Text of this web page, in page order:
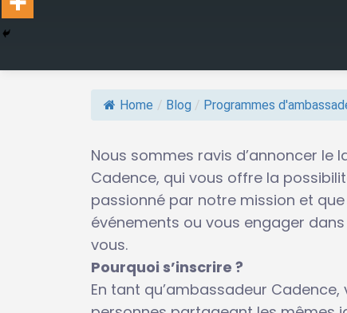
Home / Blog / Programmes
Nous sommes ravis d’annoncer
Cadence, qui vous offre la
passionné par notre mission et
événements ou vous engager
vous.
Pourquoi s’inscrire ?
En tant qu’ambassadeur